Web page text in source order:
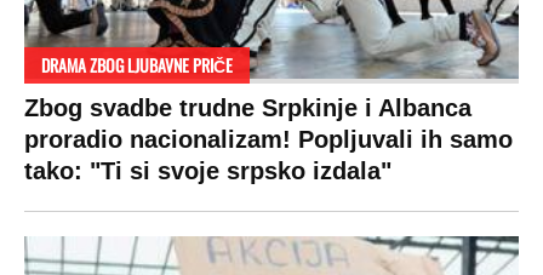
DRAMA ZBOG LJUBAVNE PRIČE
Zbog svadbe trudne Srpkinje i Albanca
proradio nacionalizam! Popljuvali ih samo
tako: "Ti si svoje srpsko izdala"